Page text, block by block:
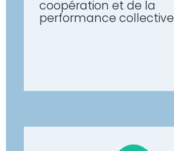
coopération et de la
performance collective